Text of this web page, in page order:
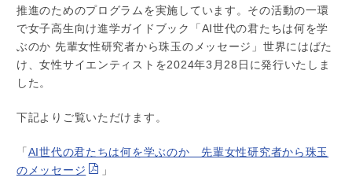
推進のためのプログラムを実施しています。その活動の一環
で女子高生向け進学ガイドブック「AI世代の君たちは何を学
ぶのか 先輩女性研究者から珠玉のメッセージ」世界にはばた
け、女性サイエンティストを2024年3月28日に発行いたしま
した。
下記よりご覧いただけます。
「 AI世代の君たちは何を学ぶのか 先輩女性研究者から珠玉
のメッセージ
」